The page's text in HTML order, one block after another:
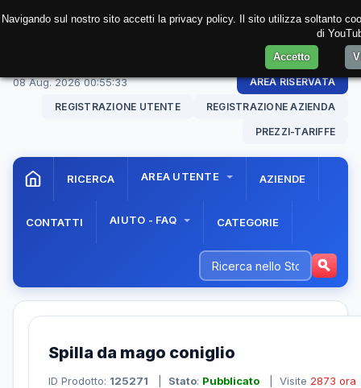
08 Aug. 202600:55:33 AREA RISERVATA
REGISTRAZIONE UTENTE REGISTRAZIONE AZIENDA
PREZZI-TARIFFE
RICERCA AREA UTENTE AZIENDE
CONTATTI AIUTO - FAQ CATEGORIE
Spilla da mago coniglio
ID Prodotto: 125271 Stato: Pubblicato | Visite 2873 ora
Navigando sul nostro sito accetti la privacy policy. Il sito utilizza soltanto
di
Accetto